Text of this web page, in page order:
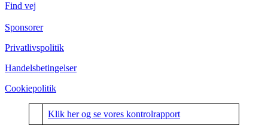
Find vej
Sponsorer
Privatlivspolitik
Handelsbetingelser
Cookiepolitik
Klik her og se vores kontrolrapport